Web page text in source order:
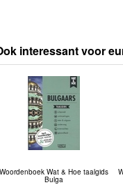
interessant voor
Woordenboek Wat & Hoe taalgids
Bulga